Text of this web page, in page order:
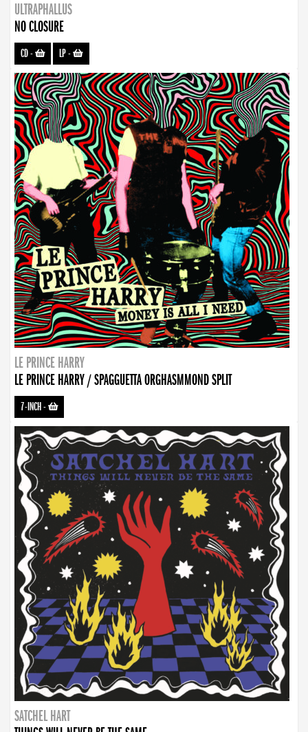
ULTRAPHALLUS
NO CLOSURE
CD- LP-
LE PRINCE HARRY
LE PRINCE HARRY / SPAGGUETTA ORGHASMMOND SPLIT
7-INCH-
SATCHEL HART